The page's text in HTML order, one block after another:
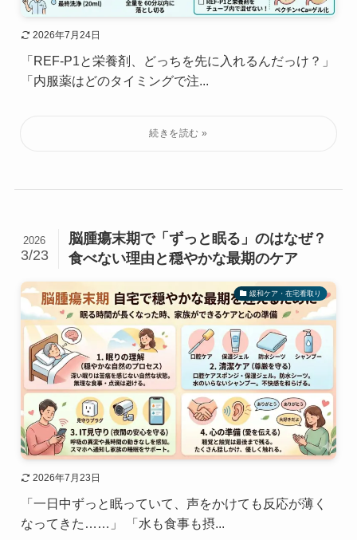
2026年7月24日
「REF-P1と栄養剤、どっちを先に入れるんだっけ？」
「内服薬はどのタイミングで注...
脳腫瘍末期で「ずっと眠る」のはなぜ？
食べない理由と穏やかな最期のケア
2026
3/23
緩和ケア・在宅看取り
2026年7月23日
「一日中ずっと眠っていて、声をかけても反応が薄く
なってきた……」 「水も食事も摂...